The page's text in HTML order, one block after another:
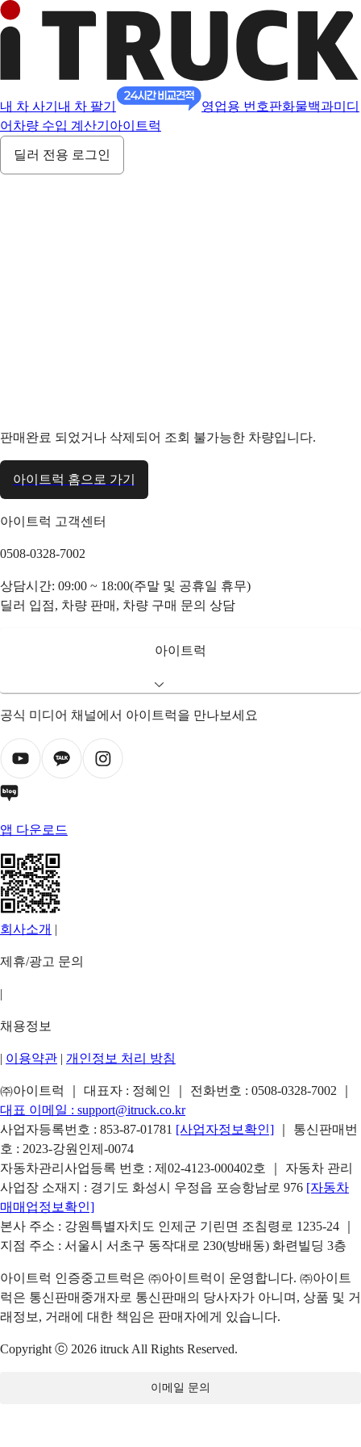
내 차 사기 내 차 팔기 영업용 번호판화물백과미디
어 차량 수입 계산기 아이트럭
딜러 전용 로그인
판매완료 되었거나 삭제되어 조회 불가능한 차량입니다.
아이트럭 홈으로 가기
아이트럭 고객센터
0508-0328-7002
상담시간: 09:00 ~ 18:00(주말 및 공휴일 휴무)
딜러 입점, 차량 판매, 차량 구매 문의 상담
아이트럭
공식 미디어 채널에서 아이트럭을 만나보세요
앱 다운로드
회사소개 |
제휴/광고 문의
|
채용정보
| 이용약관 | 개인정보 처리 방침
㈜아이트럭 ｜ 대표자 : 정혜인 ｜ 전화번호 : 0508-0328-7002
대표 이메일 : support@itruck.co.kr
사업자등록번호 : 853-87-01781 [사업자정보확인]
｜ 통신판매번
호 : 2023-강원인제-0074
자동차관리사업등록 번호 : 제02-4123-000402호 ｜ 자동차 관리
사업장 소재지 : 경기도 화성시 우정읍 포승항남로 976 [자동차
매매업정보확인]
본사 주소 : 강원특별자치도 인제군 기린면 조침령로 1235-24 ｜
지점 주소 : 서울시 서초구 동작대로 230(방배동) 화련빌딩 3층
아이트럭 인증중고트럭은 ㈜아이트럭이 운영합니다. ㈜아이트
럭은 통신판매중개자로 통신판매의 당사자가 아니며, 상품 및 거
래정보, 거래에 대한 책임은 판매자에게 있습니다.
Copyright ⓒ 2026 itruck All Rights Reserved.
이메일 문의